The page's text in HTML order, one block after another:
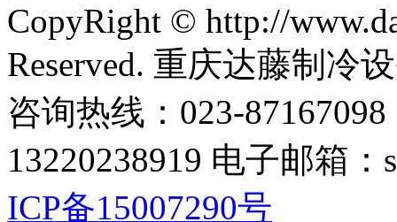
CopyRight © http://
Reserved. 重庆达藤制冷
咨询热线：023-87167098
13220238919 电子邮箱：
ICP备15007290号